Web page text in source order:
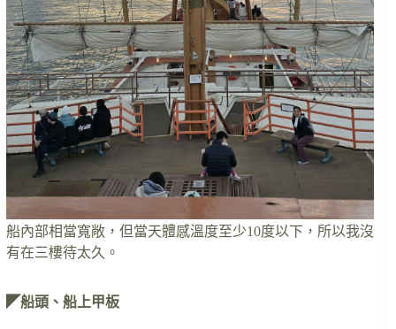
船內部相當寬敞，但當天體感溫度至少10度以下，所以我沒
有在三樓待太久。
◤船頭、船上甲板